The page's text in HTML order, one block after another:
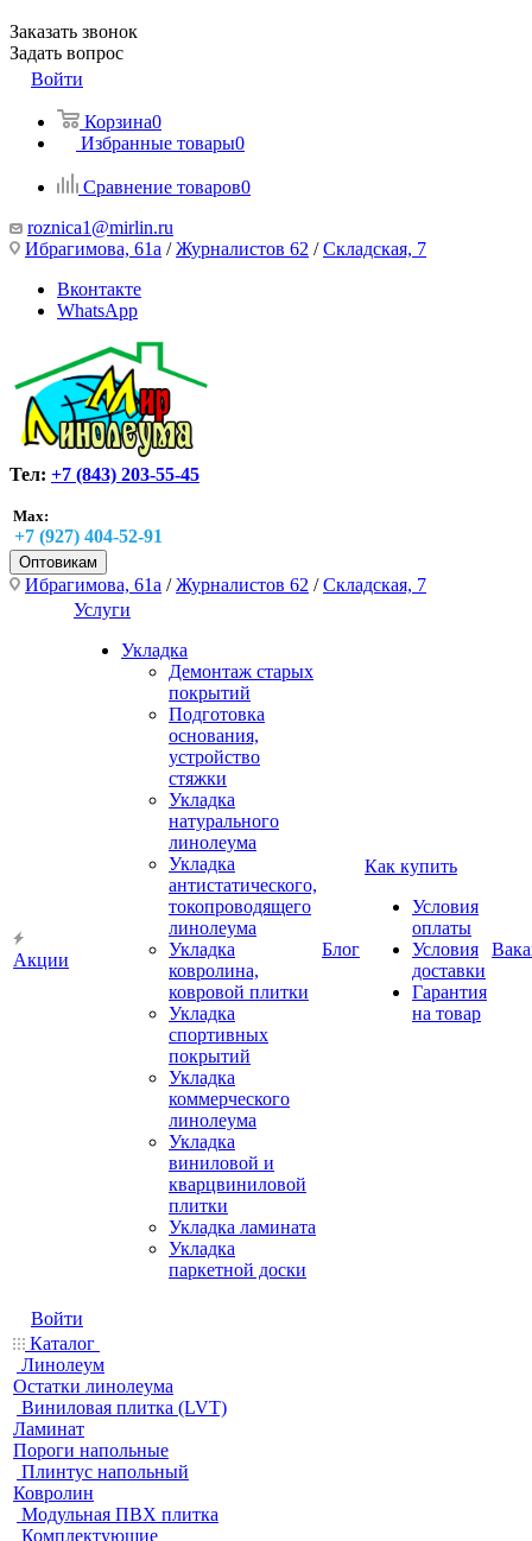
Заказать звонок
Задать вопрос
Войти
Корзина0
Избранные товары0
Сравнение товаров0
roznica1@mirlin.ru
Ибрагимова, 61а /Журналистов 62 /Складская, 7
Вконтакте
WhatsApp
Тел: +7 (843) 203-55-45
Max:
+7 (927) 404-52-91
Оптовикам
Ибрагимова, 61а /Журналистов 62 /Складская, 7
Акции
Услуги
Укладка
Демонтаж старых
покрытий
Подготовка
основания,
устройство
стяжки
Укладка
натурального
линолеума
Укладка
антистатического,
токопроводящего
линолеума
Укладка
ковролина,
ковровой плитки
Укладка
спортивных
покрытий
Укладка
коммерческого
линолеума
Укладка
виниловой и
кварцвиниловой
плитки
Укладка ламината
Укладка
паркетной доски
Блог
Как купить
Условия
оплаты
Условия
доставки
Гарантия
на товар
Войти
Каталог
Линолеум
Остатки линолеума
Виниловая плитка (LVT)
Ламинат
Пороги напольные
Плинтус напольный
Ковролин
Модульная ПВХ плитка
Комплектующие